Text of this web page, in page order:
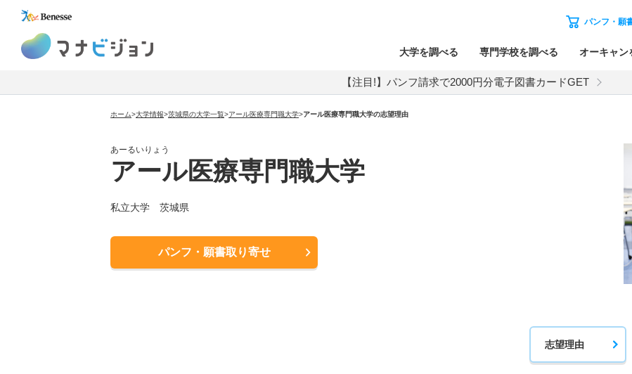
パンフ・願
大学を調べる 専門学校を調べる オーキャン
【注目!】パンフ請求で2000円分電子図書カードGET
ホーム>大学情報>茨城県の大学一覧>アール医療専門職大学>アール医療専門職大学の志望理由
あーるいりょう
アール医療専門職大学
私立大学 茨城県
パンフ・願書取り寄せ
志望理由